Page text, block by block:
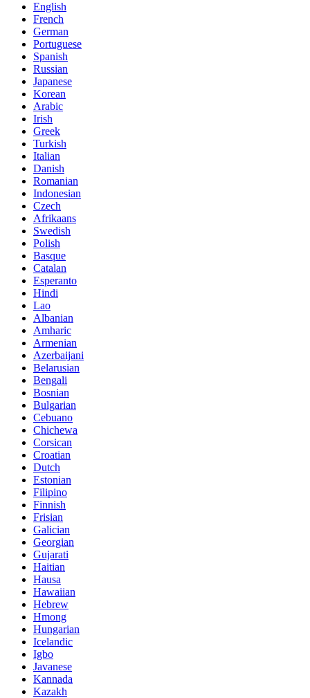
English
French
German
Portuguese
Spanish
Russian
Japanese
Korean
Arabic
Irish
Greek
Turkish
Italian
Danish
Romanian
Indonesian
Czech
Afrikaans
Swedish
Polish
Basque
Catalan
Esperanto
Hindi
Lao
Albanian
Amharic
Armenian
Azerbaijani
Belarusian
Bengali
Bosnian
Bulgarian
Cebuano
Chichewa
Corsican
Croatian
Dutch
Estonian
Filipino
Finnish
Frisian
Galician
Georgian
Gujarati
Haitian
Hausa
Hawaiian
Hebrew
Hmong
Hungarian
Icelandic
Igbo
Javanese
Kannada
Kazakh